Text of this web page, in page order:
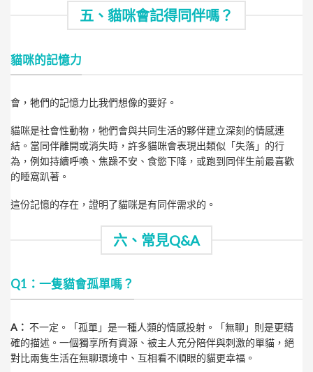
五、貓咪會記得同伴嗎？
貓咪的記憶力
會，牠們的記憶力比我們想像的要好。
貓咪是社會性動物，牠們會與共同生活的夥伴建立深刻的情感連
結。當同伴離開或消失時，許多貓咪會表現出類似「失落」的行
為，例如持續呼喚、焦躁不安、食慾下降，或跑到同伴生前最喜歡
的睡窩趴著。
這份記憶的存在，證明了貓咪是有同伴需求的。
六、常見Q&A
Q1：一隻貓會孤單嗎？
A： 不一定。「孤單」是一種人類的情感投射。「無聊」則是更精
確的描述。一個獨享所有資源、被主人充分陪伴與刺激的單貓，絕
對比兩隻生活在無聊環境中、互相看不順眼的貓更幸福。